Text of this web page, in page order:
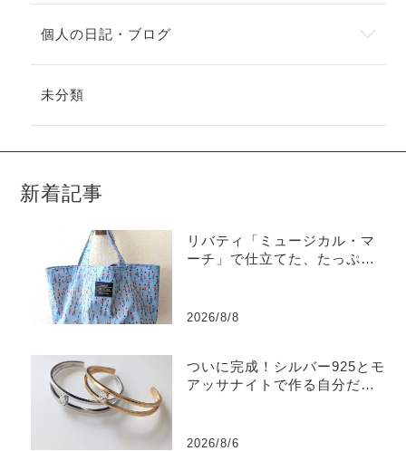
個人の日記・ブログ
未分類
新着記事
リバティ「ミュージカル・マ
ーチ」で仕立てた、たっぷり
2026/8/8
ついに完成！シルバー925とモ
アッサナイトで作る自分だけ
2026/8/6